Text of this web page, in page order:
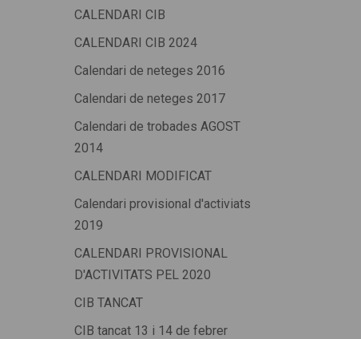
CALENDARI CIB
CALENDARI CIB 2024
Calendari de neteges 2016
Calendari de neteges 2017
Calendari de trobades AGOST
2014
CALENDARI MODIFICAT
Calendari provisional d'activiats
2019
CALENDARI PROVISIONAL
D'ACTIVITATS PEL 2020
CIB TANCAT
CIB tancat 13 i 14 de febrer